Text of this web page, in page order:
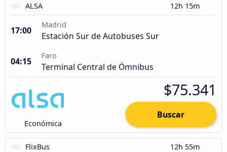
ALSA 12h 15m
17:00
Madrid
Estación Sur de Autobuses Sur
04:15
Faro
Terminal Central de Ómnibus
Económica
$75.341
Buscar
FlixBus 12h 55m